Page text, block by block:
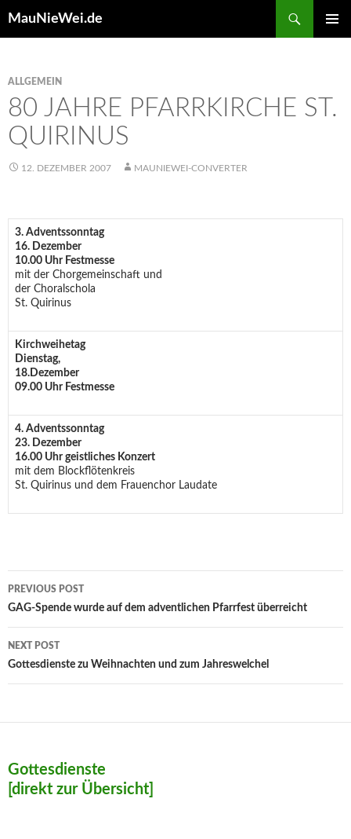
MauNieWei.de
ALLGEMEIN
80 JAHRE PFARRKIRCHE ST.
QUIRINUS
12. DEZEMBER 2007 MAUNIEWEI-CONVERTER
3. Adventssonntag
16. Dezember
10.00 Uhr Festmesse
mit der Chorgemeinschaft und
der Choralschola
St. Quirinus
Kirchweihetag
Dienstag,
18.Dezember
09.00 Uhr Festmesse
4. Adventssonntag
23. Dezember
16.00 Uhr geistliches Konzert
mit dem Blockflötenkreis
St. Quirinus und dem Frauenchor Laudate
Post
navigation
PREVIOUS POST
GAG-Spende wurde auf dem adventlichen Pfarrfest überreicht
NEXT POST
Gottesdienste zu Weihnachten und zum Jahreswelchel
Gottesdienste
[direkt zur Übersicht]